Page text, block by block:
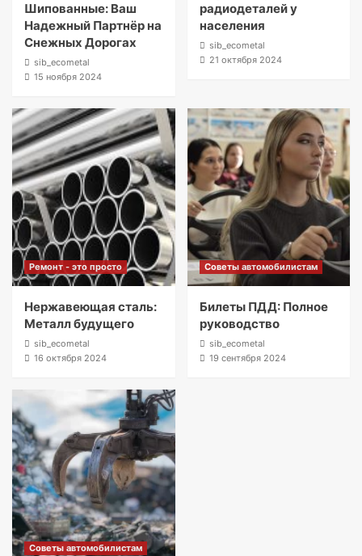
Шипованные: Ваш
Надежный Партнёр на
Снежных Дорогах
sib_ecometal
15 ноября 2024
радиодеталей у
населения
sib_ecometal
21 октября 2024
Ремонт - это просто
Нержавеющая сталь:
Металл будущего
sib_ecometal
16 октября 2024
Советы автомобилистам
Билеты ПДД: Полное
руководство
sib_ecometal
19 сентября 2024
Советы автомобилистам